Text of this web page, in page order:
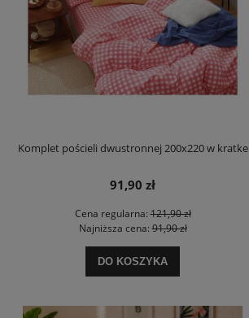
Komplet pościeli dwustronnej 200x220 w kratke
91,90 zł
Cena regularna:121,90 zł
Najniższa cena:91,90 zł
DO KOSZYKA